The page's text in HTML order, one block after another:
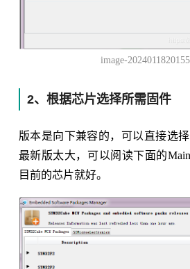
image-
2、根据芯片选择所需固件
版本是向下兼容的，可以直接选
最新版太大，可以阅读下面的
目前的芯片就好。